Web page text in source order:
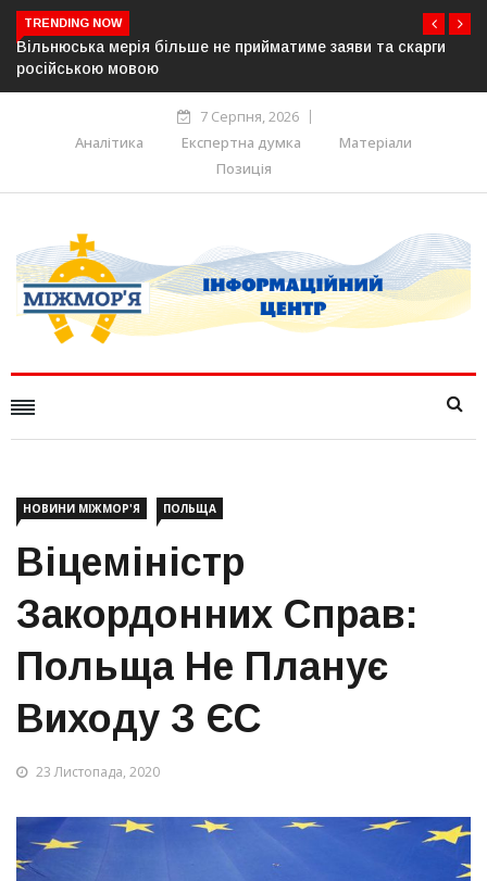
TRENDING NOW
В Угорщині можуть обрати нового президента вже 11
серпня — фракція «Тиси»
7 Серпня, 2026
Аналітика
Експертна думка
Матеріали
Позиція
НОВИНИ МІЖМОР'Я ПОЛЬЩА
Віцеміністр
Закордонних Справ:
Польща Не Планує
Виходу З ЄС
23 Листопада, 2020